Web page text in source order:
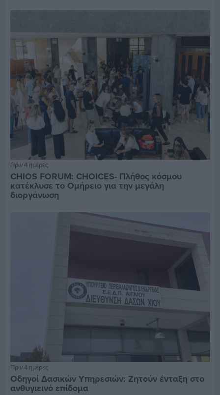
Πριν 4 ημέρες
CHIOS FORUM: CHOICES- Πλήθος κόσμου
κατέκλυσε το Ομήρειο για την μεγάλη
διοργάνωση
Πριν 4 ημέρες
Οδηγοί Δασικών Υπηρεσιών: Ζητούν ένταξη στο
ανθυγιεινό επίδομα